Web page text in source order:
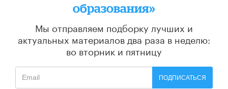
образования»
Мы отправляем подборку лучших и
актуальных материалов два раза в неделю:
во вторник и пятницу
ПОДПИСАТЬСЯ